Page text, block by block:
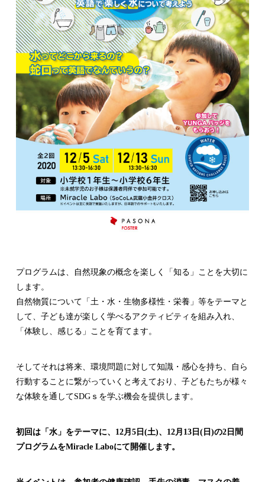
プログラムは、自然現象の概念を楽しく「知る」ことを大切に
します。
自然物質について「土・水・生物多様性・栄養」等をテーマと
して、子ども達が楽しく学べるアクティビティを組み入れ、
「体験し、感じる」ことを育てます。
そしてそれは将来、環境問題に対して知識・感心を持ち、自ら
行動することに繋がっていくと考えており、子どもたちが様々
な体験を通してSDGｓを学ぶ機会を提供します。
初回は「水」をテーマに、12月5日(土)、12月13日(日)の2日間
プログラムをMiracle Laboにて開催します。